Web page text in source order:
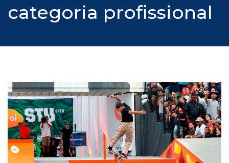
categoria profissional